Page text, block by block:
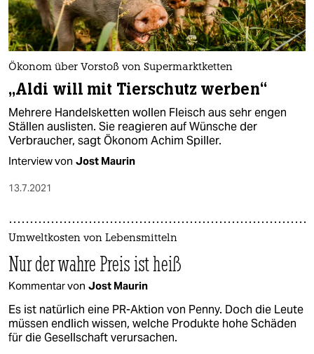
Ökonom über Vorstoß von Supermarktketten
„Aldi will mit Tierschutz werben“
Mehrere Handelsketten wollen Fleisch aus sehr engen
Ställen auslisten. Sie reagieren auf Wünsche der
Verbraucher, sagt Ökonom Achim Spiller.
Interview von Jost Maurin
13.7.2021
Umweltkosten von Lebensmitteln
Nur der wahre Preis ist heiß
Kommentar von Jost Maurin
Es ist natürlich eine PR-Aktion von Penny. Doch die Leute
müssen endlich wissen, welche Produkte hohe Schäden
für die Gesellschaft verursachen.